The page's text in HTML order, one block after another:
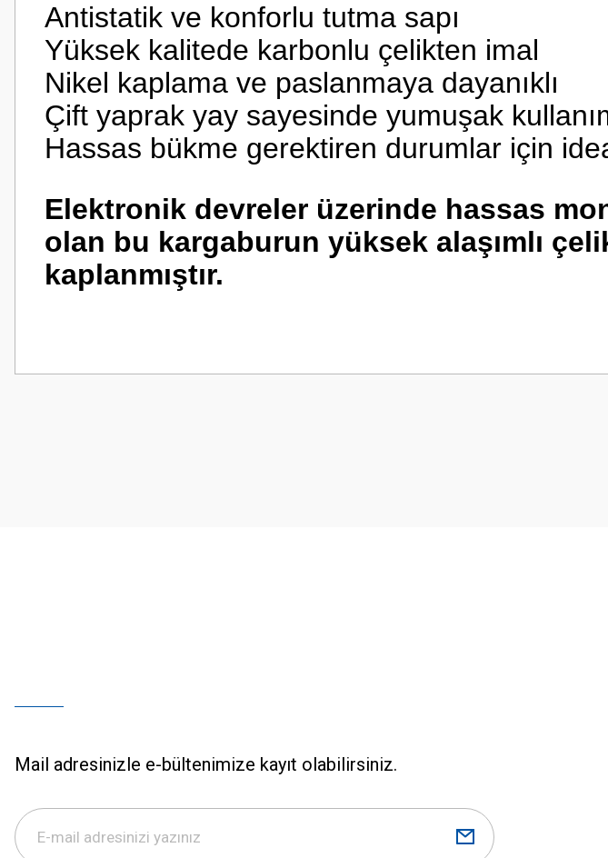
Antistatik ve konforlu tutma sapı
Yüksek kalitede karbonlu çelikten imal
Nikel kaplama ve paslanmaya dayanıklı
Çift yaprak yay sayesinde yumuşak
Hassas bükme gerektiren durumlar için
Elektronik devreler üzerinde hassas
olan bu kargaburun yüksek alaşımlı
kaplanmıştır.
Görüş ve önerileriniz için teşekkür ederiz.
Mail adresinizle e-bültenimize kayıt olabilirsiniz.